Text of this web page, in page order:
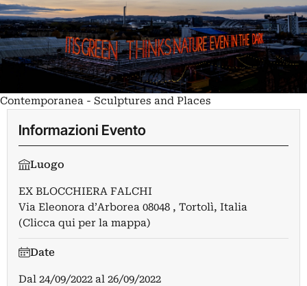
Contemporanea - Sculptures and Places
Informazioni Evento
Luogo
EX BLOCCHIERA FALCHI
Via Eleonora d’Arborea 08048 , Tortolì, Italia
(Clicca qui per la mappa)
Date
Dal 24/09/2022 al 26/09/2022